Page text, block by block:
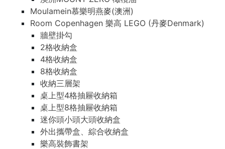
Moulamein慕樂明燕麥(澳洲)
Room Copenhagen 樂高 LEGO (丹麥Denmark)
牆壁掛勾
2格收納盒
4格收納盒
8格收納盒
收納三層架
桌上型4格抽屜收納箱
桌上型8格抽屜收納箱
迷你頭小頭大頭收納盒
外出攜帶盒、綜合收納盒
樂高裝飾書架